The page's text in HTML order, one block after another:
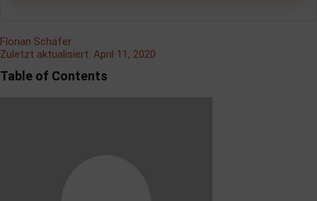
Florian Schäfer
Zuletzt aktualisiert: April 11, 2020
Table of Contents